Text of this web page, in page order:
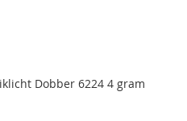
Dobber 6224 4 gram